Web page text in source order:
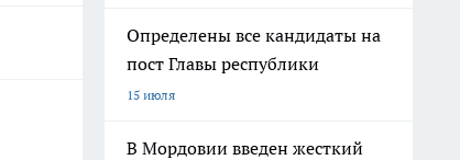
Определены все кандидаты на
пост Главы республики
15 июля
В Мордовии введен жесткий